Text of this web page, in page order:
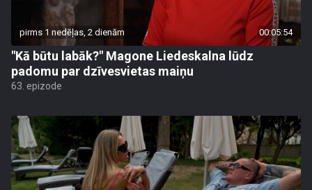
pirms 1 nedēļas, 2 dienām 00:05:54
"Kā būtu labāk?" Magone Liedeskalna lūdz
padomu par dzīvesvietas maiņu
63. epizode